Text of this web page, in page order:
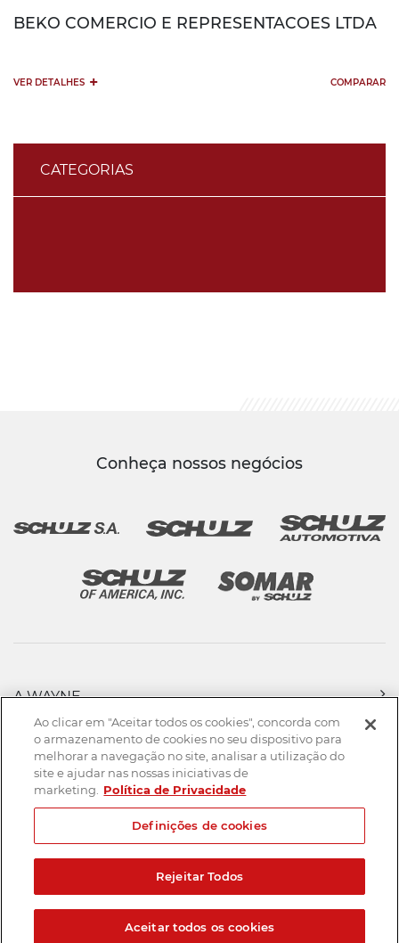
CATEGORIAS
BEKO COMERCIO E REPRESENTACOES LTDA
VER DETALHES + COMPARAR
Conheça nossos negócios
A WAYNE
PRODUTOS
FORÇA DE VENDAS
ASSISTÊNCIA TÉCNICA
DOWNLOADS
CONTATO
Mapa do Site Termos de uso Política de privacidade
Created by
Ao clicar em "Aceitar todos os cookies", concorda com
o armazenamento de cookies no seu dispositivo para
melhorar a navegação no site, analisar a utilização do
site e ajudar nas nossas iniciativas de
marketing.
Política de Privacidade
Definições de cookies
Rejeitar Todos
Aceitar todos os cookies